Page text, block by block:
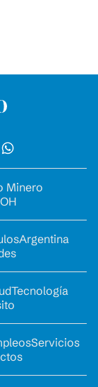
Minero
Argentina
Tecnología
Servicios